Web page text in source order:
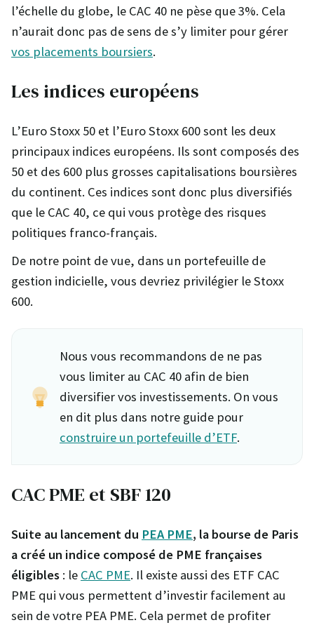
l’échelle du globe, le CAC 40 ne pèse que 3%. Cela
n’aurait donc pas de sens de s’y limiter pour gérer
vos placements boursiers.
Les indices européens
L’Euro Stoxx 50 et l’Euro Stoxx 600 sont les deux
principaux indices européens. Ils sont composés des
50 et des 600 plus grosses capitalisations boursières
du continent. Ces indices sont donc plus diversifiés
que le CAC 40, ce qui vous protège des risques
politiques franco-français.
De notre point de vue, dans un portefeuille de
gestion indicielle, vous devriez privilégier le Stoxx
600.
Nous vous recommandons de ne pas
vous limiter au CAC 40 afin de bien
diversifier vos investissements. On vous
en dit plus dans notre guide pour
construire un portefeuille d’ETF.
CAC PME et SBF 120
Suite au lancement du PEA PME, la bourse de Paris
a créé un indice composé de PME françaises
éligibles : le CAC PME. Il existe aussi des ETF CAC
PME qui vous permettent d’investir facilement au
sein de votre PEA PME. Cela permet de profiter